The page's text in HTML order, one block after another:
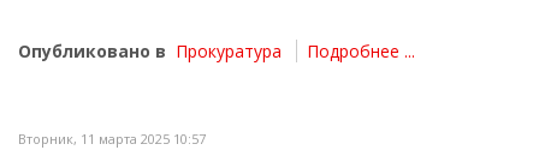
Опубликовано в Прокуратура Подробнее ...
Вторник, 11 марта 2025 10:57